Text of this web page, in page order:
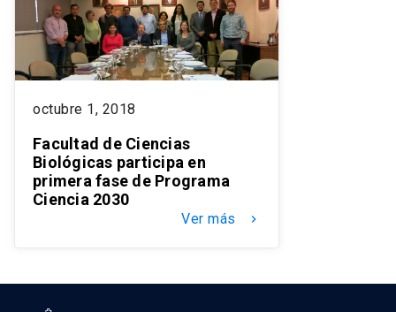
octubre 1, 2018
Facultad de Ciencias
Biológicas participa en
primera fase de Programa
Ciencia 2030
Ver más keyboard_arrow_right